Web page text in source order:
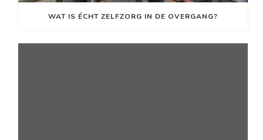
WAT IS ÉCHT ZELFZORG IN DE OVERGANG?